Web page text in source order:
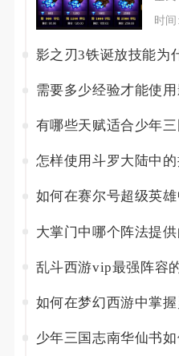
时
如何在赛尔号超级英
如何在梦幻西游中掌